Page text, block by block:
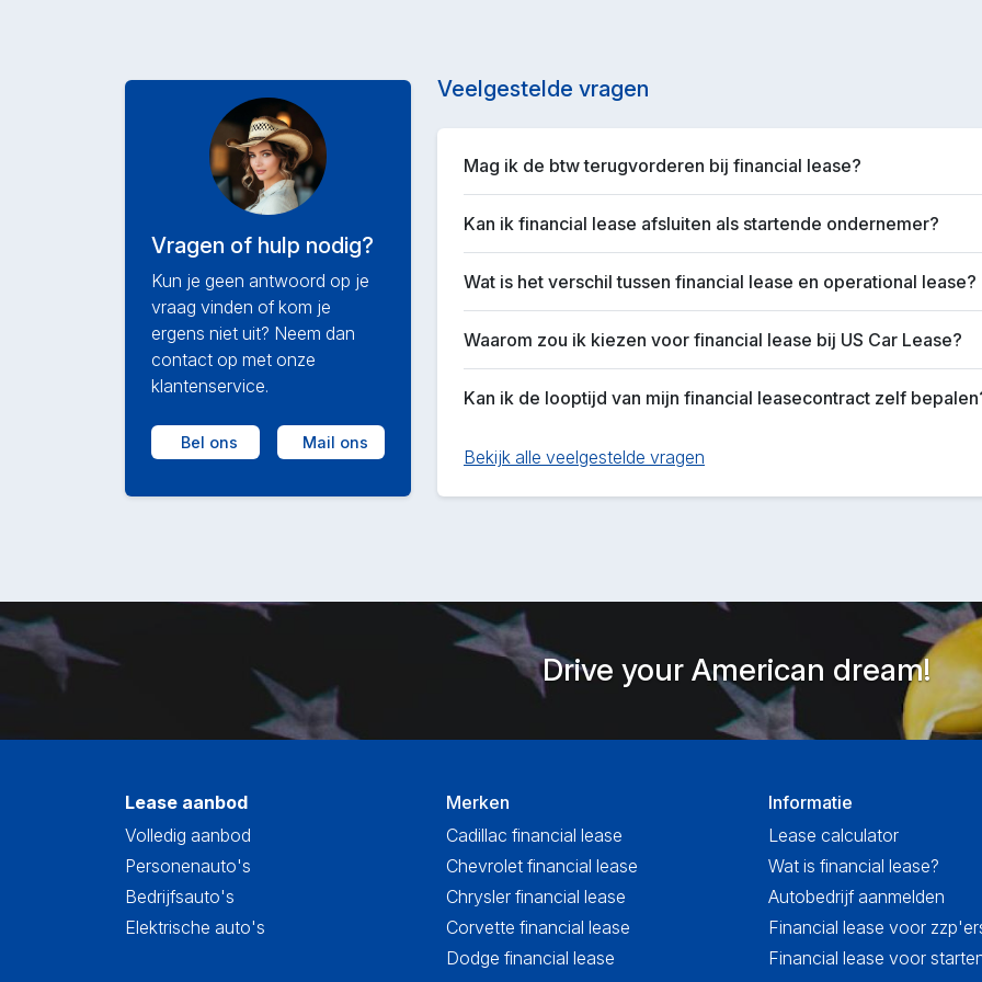
Veelgestelde vragen
Mag ik de btw terugvorderen bij financial lease?
Kan ik financial lease afsluiten als startende ondernemer?
Wat is het verschil tussen financial lease en operational lease?
Waarom zou ik kiezen voor financial lease bij US Car Lease?
Kan ik de looptijd van mijn financial leasecontract zelf
Bekijk alle veelgestelde vragen
Vragen of hulp nodig?
Kun je geen antwoord op je
vraag vinden of kom je
ergens niet uit? Neem dan
contact op met onze
klantenservice.
Bel ons Mail ons
Drive your American dream!
Lease aanbod
Volledig aanbod
Personenauto's
Bedrijfsauto's
Elektrische auto's
Merken
Cadillac financial lease
Chevrolet financial lease
Chrysler financial lease
Corvette financial lease
Dodge financial lease
Informatie
Lease calculator
Wat is financial lease?
Autobedrijf aanmelden
Financial lease voor
Financial lease voor